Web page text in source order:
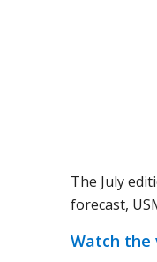
The July
forecast,
Watch the